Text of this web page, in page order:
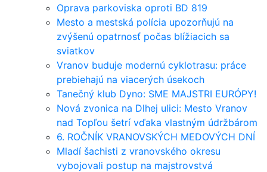
Oprava parkoviska oproti BD 819
Mesto a mestská polícia upozorňujú na
zvýšenú opatrnosť počas blížiacich sa
sviatkov
Vranov buduje modernú cyklotrasu: práce
prebiehajú na viacerých úsekoch
Tanečný klub Dyno: SME MAJSTRI EURÓPY!
Nová zvonica na Dlhej ulici: Mesto Vranov
nad Topľou šetrí vďaka vlastným údržbárom
6. ROČNÍK VRANOVSKÝCH MEDOVÝCH DNÍ
Mladí šachisti z vranovského okresu
vybojovali postup na majstrovstvá